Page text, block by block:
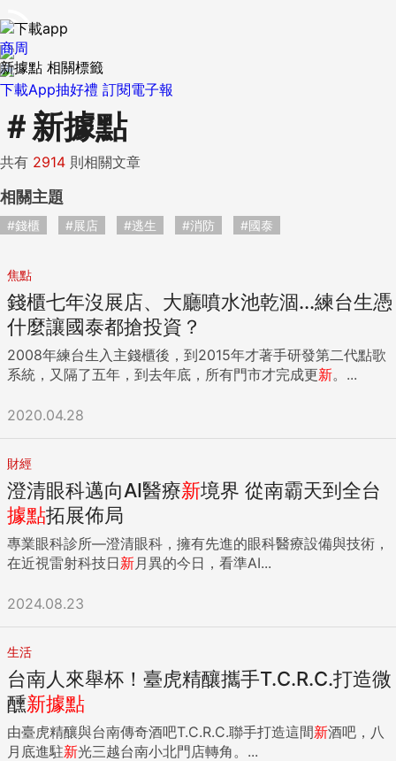
下載App抽好禮 訂閱電子報
商周
新據點 相關標籤
＃ 新據點
共有 2914 則相關文章
相關主題
#錢櫃 #展店 #逃生 #消防 #國泰
焦點
錢櫃七年沒展店、大廳噴水池乾涸...練台生憑
什麼讓國泰都搶投資？
2008年練台生入主錢櫃後，到2015年才著手研發第二代點歌
系統，又隔了五年，到去年底，所有門市才完成更新。...
2020.04.28
財經
澄清眼科邁向AI醫療新境界 從南霸天到全台
據點拓展佈局
專業眼科診所—澄清眼科，擁有先進的眼科醫療設備與技術，
在近視雷射科技日新月異的今日，看準AI...
2024.08.23
生活
台南人來舉杯！臺虎精釀攜手T.C.R.C.打造微
醺新據點
由臺虎精釀與台南傳奇酒吧T.C.R.C.聯手打造這間新酒吧，八
月底進駐新光三越台南小北門店轉角。...